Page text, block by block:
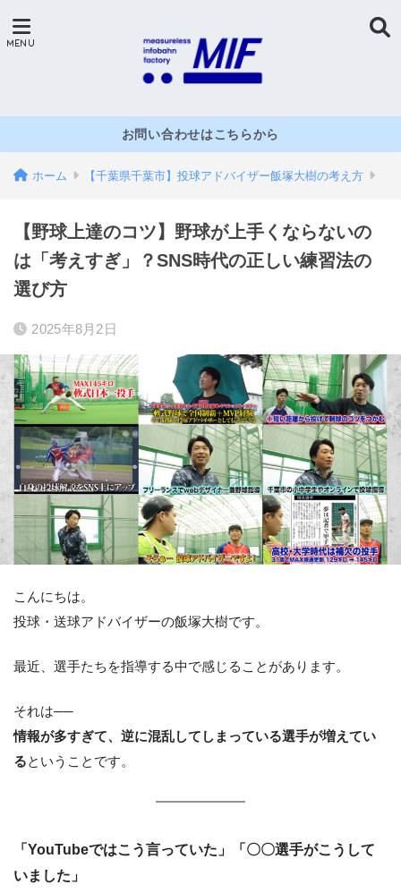
お問い合わせはこちらから
ホーム 【千葉県千葉市】投球アドバイザー飯塚大樹の考え方
【野球上達のコツ】野球が上手くならないの
は「考えすぎ」？SNS時代の正しい練習法の
選び方
2025年8月2日
こんにちは。
投球・送球アドバイザーの飯塚大樹です。
最近、選手たちを指導する中で感じることがあります。
それは──
情報が多すぎて、逆に混乱してしまっている選手が増えてい
るということです。
「YouTubeではこう言っていた」「〇〇選手がこうして
いました」